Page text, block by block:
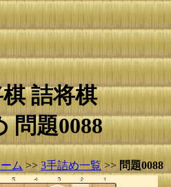
詰将棋
問題0088
ム >> 3手詰め一覧 >> 問題0088